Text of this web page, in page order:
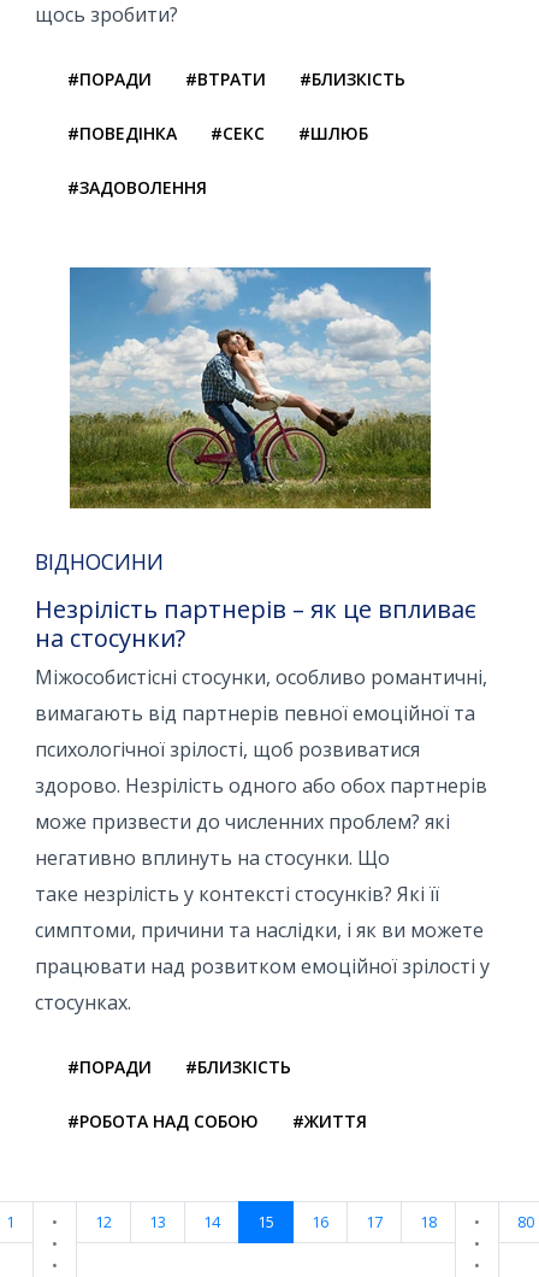
щось зробити?
#ПОРАДИ #ВТРАТИ #БЛИЗКІСТЬ
#ПОВЕДІНКА #СЕКС #ШЛЮБ
#ЗАДОВОЛЕННЯ
ВІДНОСИНИ
Незрілість партнерів – як це впливає
на стосунки?
Міжособистісні стосунки, особливо романтичні,
вимагають від партнерів певної емоційної та
психологічної зрілості, щоб розвиватися
здорово. Незрілість одного або обох партнерів
може призвести до численних проблем? які
негативно вплинуть на стосунки. Що
таке незрілість у контексті стосунків? Які її
симптоми, причини та наслідки, і як ви можете
працювати над розвитком емоційної зрілості у
стосунках.
#ПОРАДИ #БЛИЗКІСТЬ
#РОБОТА НАД СОБОЮ #ЖИТТЯ
1
•
•
•
12 13 14 15 16 17 18
•
•
•
80